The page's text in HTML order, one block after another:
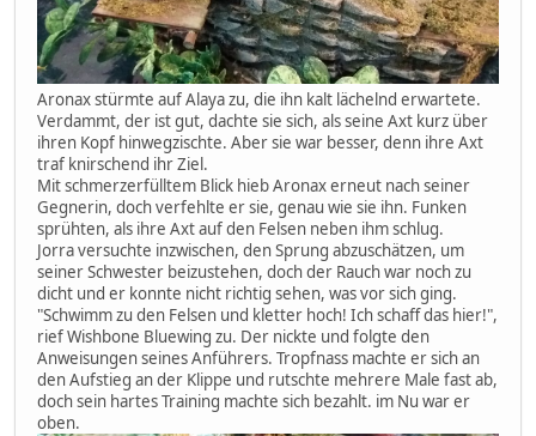
Aronax stürmte auf Alaya zu, die ihn kalt lächelnd erwartete.
Verdammt, der ist gut, dachte sie sich, als seine Axt kurz über
ihren Kopf hinwegzischte. Aber sie war besser, denn ihre Axt
traf knirschend ihr Ziel.
Mit schmerzerfülltem Blick hieb Aronax erneut nach seiner
Gegnerin, doch verfehlte er sie, genau wie sie ihn. Funken
sprühten, als ihre Axt auf den Felsen neben ihm schlug.
Jorra versuchte inzwischen, den Sprung abzuschätzen, um
seiner Schwester beizustehen, doch der Rauch war noch zu
dicht und er konnte nicht richtig sehen, was vor sich ging.
"Schwimm zu den Felsen und kletter hoch! Ich schaff das hier!",
rief Wishbone Bluewing zu. Der nickte und folgte den
Anweisungen seines Anführers. Tropfnass machte er sich an
den Aufstieg an der Klippe und rutschte mehrere Male fast ab,
doch sein hartes Training machte sich bezahlt. im Nu war er
oben.